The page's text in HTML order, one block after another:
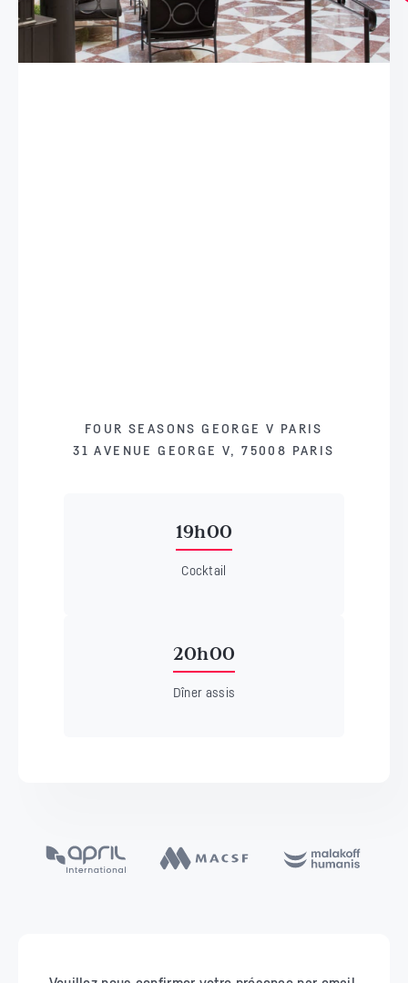
FOUR SEASONS GEORGE V PARIS
31 AVENUE GEORGE V, 75008 PARIS
19h00
Cocktail
20h00
Dîner assis